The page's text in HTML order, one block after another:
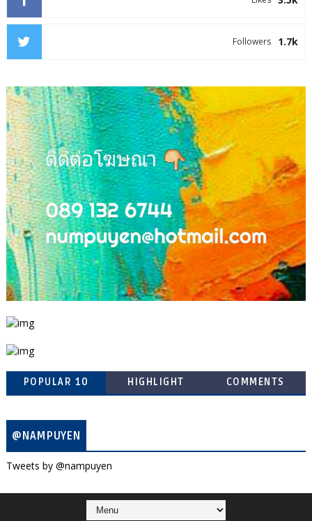
1.7k
Followers
POPULAR 10 HIGHLIGHT COMMENTS
@NAMPUYEN
Tweets by @nampuyen